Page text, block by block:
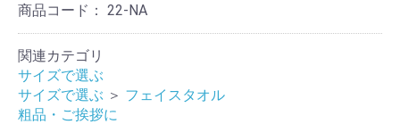
商品コード： 22-NA
関連カテゴリ
サイズで選ぶ
サイズで選ぶ ＞ フェイスタオル
粗品・ご挨拶に